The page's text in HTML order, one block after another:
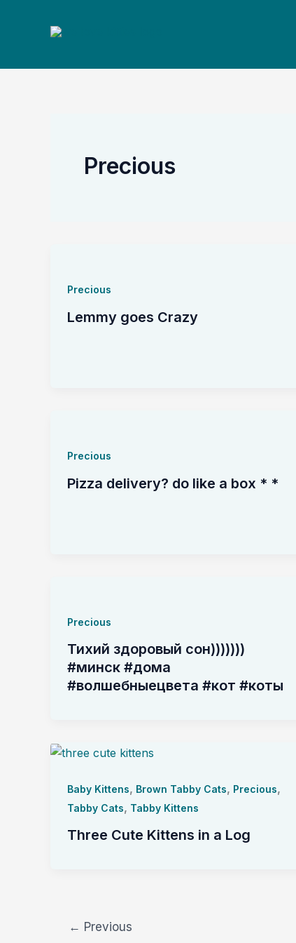
Precious
Precious
Lemmy goes Crazy
Precious
Pizza delivery? do like a box * *
Precious
Тихий здоровый сон)))))))
#минск #дома
#волшебныецвета #кот #коты
Baby Kittens, Brown Tabby Cats, Precious,
Tabby Cats, Tabby Kittens
Three Cute Kittens in a Log
← Previous